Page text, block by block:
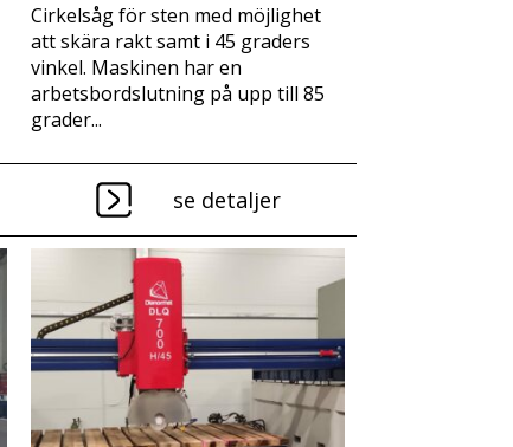
Cirkelsåg för sten med möjlighet
att skära rakt samt i 45 graders
vinkel. Maskinen har en
arbetsbordslutning på upp till 85
grader...
se detaljer